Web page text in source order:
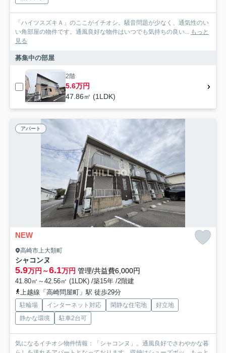
「ハイツスズキＡ」のここがイチオシ。騒音問題が少なく、通気性のい
い角部屋の物件です。通風良好な物件はいつでも気持ちの良い... もっと
見る
募集中の部屋
2階
5.6万円
47.86㎡ (1LDK)
アパート
NEW
高崎市上大類町
シャコンヌ
5.9万円～6.1万円 管理/共益費6,000円
41.80㎡～42.56㎡ (1LDK) /築15年 /2階建
上越線「高崎問屋町」駅 徒歩29分
駐輪場 インターネット対応 閑静な住宅地
好立地
静かな環境
駐車2台可
気になるイチオシ物件情報：「シャコンヌ」。通風良好でさわやかな暮